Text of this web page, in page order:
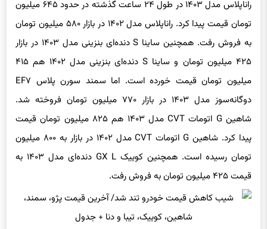
تومان قیمت پیدا کرد. راناپلاس مدل ۱۴۰۲ در بازار ۵۸۰ میلیون تومان
به فروش رفت. همچنین ساینا S دنده‌ای بنزینی مدل ۱۴۰۳ در بازار
۴۲۵ میلیون تومان و ساینا S دنده‌ای بنزینی مدل ۱۴۰۲ هم ۴۱۵
میلیون تومان قیمت خورده است. اما سمند سورن پلاس EF۷
دوگانه‌سوز مدل ۱۴۰۳ در بازار ۷۷۰ میلیون تومان فروخته شد.
شاهین G اتومات CVT مدل ۱۴۰۳ هم ۸۲۵ میلیون تومان قیمت
پیدا کرد. شاهین G اتومات CVT مدل ۱۴۰۲ در بازار به ۸۰۰ میلیون
تومان رسیده است. همچنین کوییک GX L دنده‌ای مدل ۱۴۰۳ به
قیمت ۴۲۵ میلیون تومان به فروش رفت.